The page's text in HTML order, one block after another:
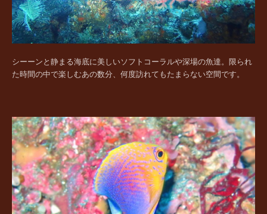
シーーンと静まる海底に美しいソフトコーラルや深場の魚達。限られ
た時間の中で楽しむあの数分、何度訪れてもたまらない空間です。